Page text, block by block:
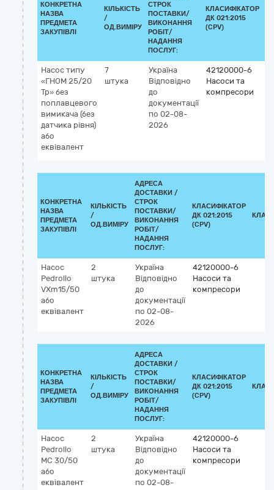
КОНКРЕТНА
НАЗВА
ПРЕДМЕТА
ЗАКУПІВЛІ
КІЛЬКІСТЬ
/
ОД.ВИМІРУ
СТРОК
ПОСТАВКИ/
ВИКОНАННЯ
РОБІТ/
НАДАННЯ
ПОСЛУГ:
КЛАСИФІКАТОР
ДК 021:2015
(CPV)
Насос типу
«ГНОМ 25/20
Тр» без
поплавцевого
вимикача (без
датчика рівня)
або
еквівалент
7
штука
Україна
Відповідно
до
документації
по 02-08-
2026
42120000-6
Насоси та
компресори
КОНКРЕТНА
НАЗВА
ПРЕДМЕТА
ЗАКУПІВЛІ
КІЛЬКІСТЬ
/
ОД.ВИМІРУ
АДРЕСА
ДОСТАВКИ /
СТРОК
ПОСТАВКИ/
ВИКОНАННЯ
РОБІТ/
НАДАННЯ
ПОСЛУГ:
КЛАСИФІКАТОР
ДК 021:2015
(CPV)
Насос
Pedrollo
VXm15/50
або
еквівалент
2
штука
Україна
Відповідно
до
документації
по 02-08-
2026
42120000-6
Насоси та
компресори
КОНКРЕТНА
НАЗВА
ПРЕДМЕТА
ЗАКУПІВЛІ
КІЛЬКІСТЬ
/
ОД.ВИМІРУ
АДРЕСА
ДОСТАВКИ /
СТРОК
ПОСТАВКИ/
ВИКОНАННЯ
РОБІТ/
НАДАННЯ
ПОСЛУГ:
КЛАСИФІКАТОР
ДК 021:2015
(CPV)
Насос
Pedrollo
MC 30/50
або
еквівалент
2
штука
Україна
Відповідно
до
документації
по 02-08-
42120000-6
Насоси та
компресори